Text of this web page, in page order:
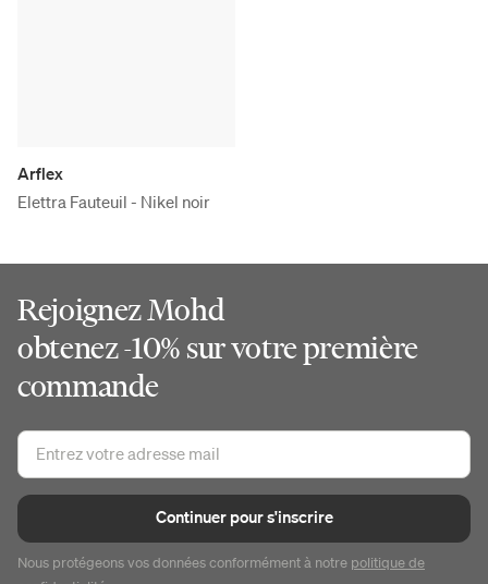
Arflex
Elettra Fauteuil - Nikel noir
Rejoignez Mohd
obtenez -10% sur votre première
commande
Continuer pour s'inscrire
Nous protégeons vos données conformément à notre politique de